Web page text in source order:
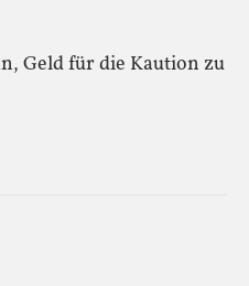
Geld für die Kaution zu